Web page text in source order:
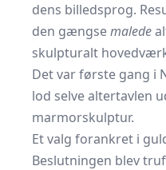
dens billedsprog.
den gængsemalede
skulpturalt
Det var første gang i
lod selve altertavlen
marmorskulptur.
Et valg forankret i
Beslutningen blev